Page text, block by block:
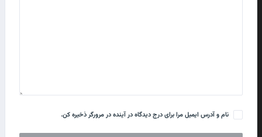
نام و آدرس ایمیل مرا برای درج دیدگاه در آینده در مرورگر ذخیره کن.